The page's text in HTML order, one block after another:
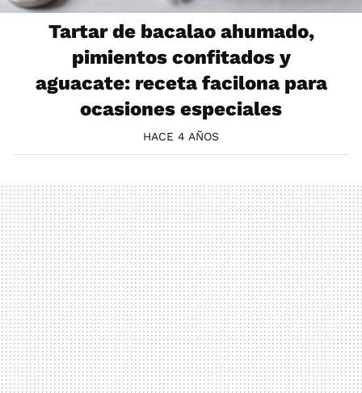
Tartar de bacalao ahumado,
pimientos confitados y
aguacate: receta facilona para
ocasiones especiales
HACE 4 AÑOS